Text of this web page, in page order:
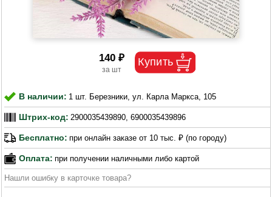
140 ₽
В наличии: 1 шт. Березники, ул. Карла Маркса, 105
Штрих-код: 2900035439890, 6900035439896
Бесплатно: при онлайн заказе от 10 тыс. ₽ (по городу)
Оплата: при получении наличными либо картой
Нашли ошибку в карточке товара?